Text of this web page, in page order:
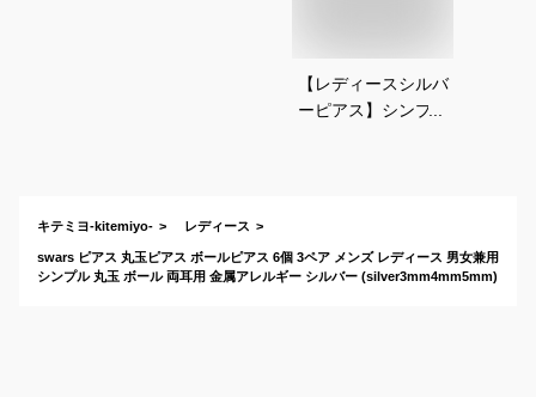
【レディースシルバ
ーピアス】シンプル
キテミヨ-kitemiyo- レディース
swars ピアス 丸玉ピアス ボールピアス 6個 3ペア メンズ レディース 男女兼用
シンプル 丸玉 ボール 両耳用 金属アレルギー シルバー (silver3mm4mm5mm)